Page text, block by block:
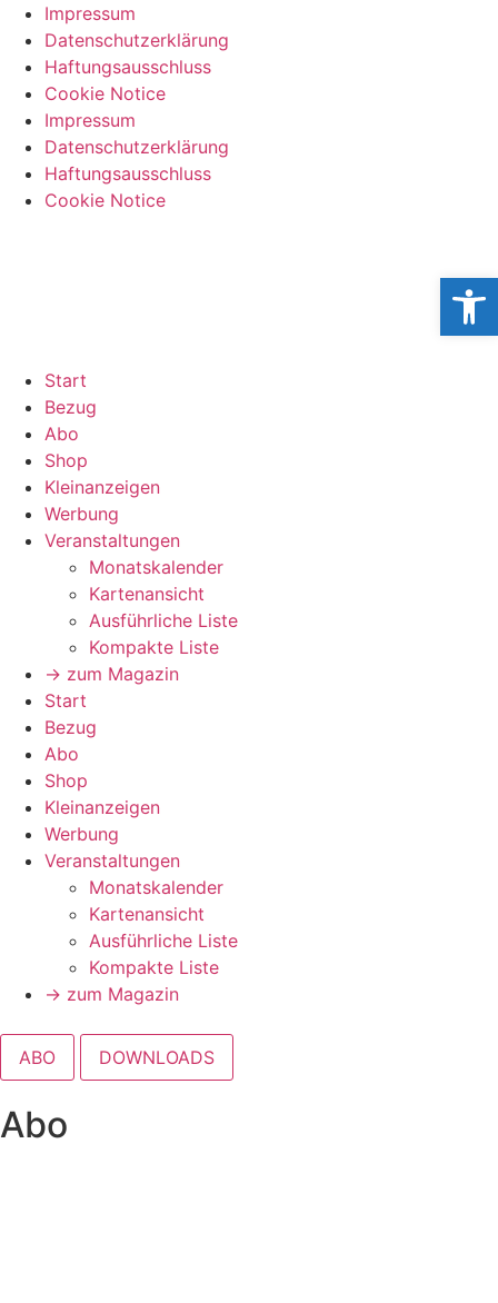
Impressum
Datenschutzerklärung
Haftungsausschluss
Cookie Notice
Impressum
Datenschutzerklärung
Haftungsausschluss
Cookie Notice
Start
Bezug
Abo
Shop
Kleinanzeigen
Werbung
Veranstaltungen
Monatskalender
Kartenansicht
Ausführliche Liste
Kompakte Liste
→ zum Magazin
Start
Bezug
Abo
Shop
Kleinanzeigen
Werbung
Veranstaltungen
Monatskalender
Kartenansicht
Ausführliche Liste
Kompakte Liste
→ zum Magazin
ABO DOWNLOADS
Abo